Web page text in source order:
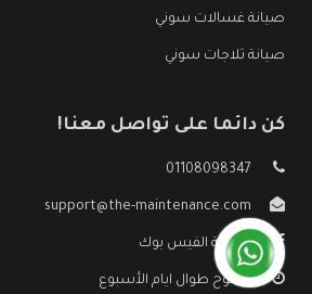
صيانة غسالات سوني
صيانة ثلاجات سوني
كن دائما على تواصل معنا!
01108098347
support@the-maintenance.com
صفحة الفيس بوك
مفتوح طوال ايام الأسبوع